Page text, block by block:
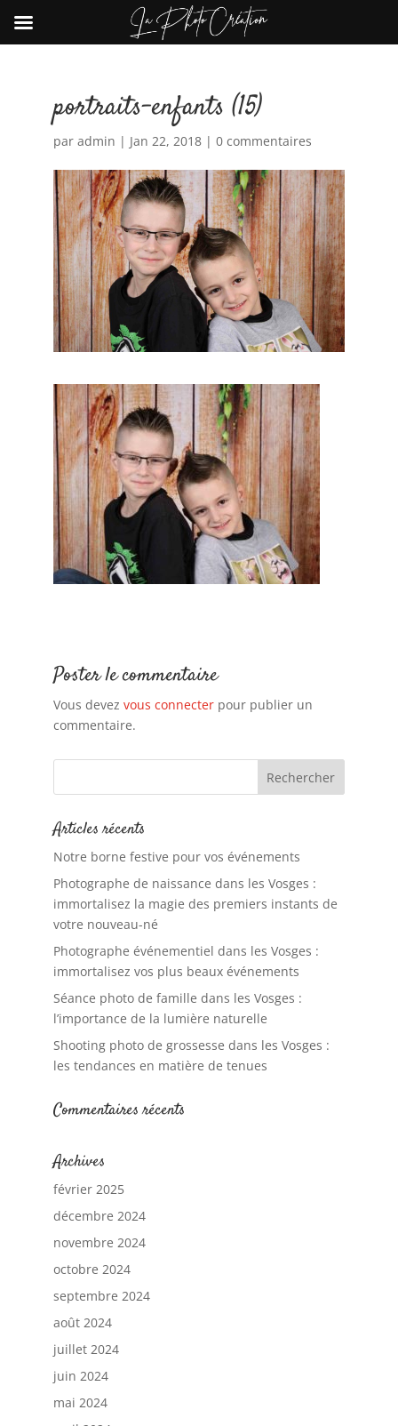
portraits-enfants (15)
par admin | Jan 22, 2018| 0 commentaires
Poster le commentaire
Vous devez vous connecterpour publier un
commentaire.
Articles récents
Notre borne festive pour vos événements
Photographe de naissance dans les Vosges :
immortalisez la magie des premiers instants de
votre nouveau-né
Photographe événementiel dans les Vosges :
immortalisez vos plus beaux événements
Séance photo de famille dans les Vosges :
l’importance de la lumière naturelle
Shooting photo de grossesse dans les Vosges :
les tendances en matière de tenues
Commentaires récents
Archives
février 2025
décembre 2024
novembre 2024
octobre 2024
septembre 2024
août 2024
juillet 2024
juin 2024
mai 2024